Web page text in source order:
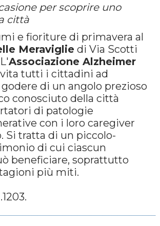
per scoprire uno
città
e fioriture di primavera al
Meraviglie di Via Scotti
Associazione Alzheimer
tutti i cittadini ad
di un angolo prezioso
conosciuto della città
di patologie
con i loro caregiver
Si tratta di un piccolo-
di cui ciascun
beneficiare, soprattutto
più miti.